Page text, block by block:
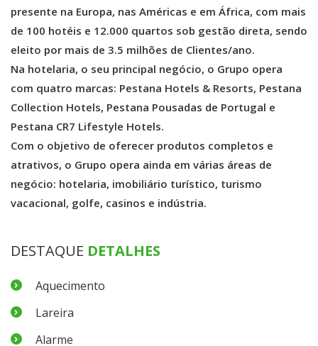
presente na Europa, nas Américas e em África, com mais
de 100 hotéis e 12.000 quartos sob gestão direta, sendo
eleito por mais de 3.5 milhões de Clientes/ano.
Na hotelaria, o seu principal negócio, o Grupo opera
com quatro marcas: Pestana Hotels & Resorts, Pestana
Collection Hotels, Pestana Pousadas de Portugal e
Pestana CR7 Lifestyle Hotels.
Com o objetivo de oferecer produtos completos e
atrativos, o Grupo opera ainda em várias áreas de
negócio: hotelaria, imobiliário turístico, turismo
vacacional, golfe, casinos e indústria.
DESTAQUE DETALHES
Aquecimento
Lareira
Alarme